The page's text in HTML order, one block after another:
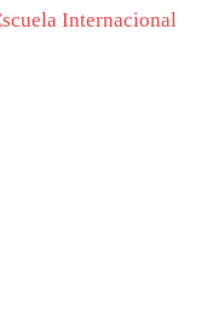
Internacional